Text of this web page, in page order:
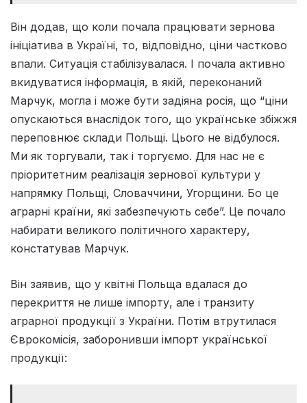
Він додав, що коли почала працювати зернова
ініціатива в Україні, то, відповідно, ціни частково
впали. Ситуація стабілізувалася. І почала активно
вкидуватися інформація, в якій, переконаний
Марчук, могла і може бути задіяна росія, що “ціни
опускаються внаслідок того, що українське збіжжя
переповнює склади Польщі. Цього не відбулося.
Ми як торгували, так і торгуємо. Для нас не є
пріоритетним реалізація зернової культури у
напрямку Польщі, Словаччини, Угорщини. Бо це
аграрні країни, які забезпечують себе”. Це почало
набирати великого політичного характеру,
констатував Марчук.
Він заявив, що у квітні Польща вдалася до
перекриття не лише імпорту, але і транзиту
аграрної продукції з України. Потім втрутилася
Єврокомісія, заборонивши імпорт української
продукції: